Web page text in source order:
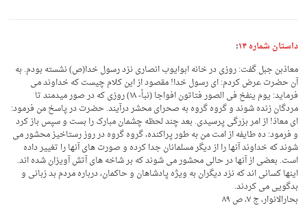
داستان شماره ۱۴ :
معاذبن جبل گفت: روزی در خانه ابوایوب انصاری نزد رسول خدا(ص) نشسته بودم. به
آن حضرت عرض کردم: ای رسول خدا! مقصود از این کلام چیست که خداوند می
فرماید: یوم ینفخ فی الصور فتاتون افواجا (نبأ- ۱۸) روزی که در صور میدمند تا
مردگان زنده شوند و گروه گروه به صحرای محشر درآیند. حضرت در پاسخ من فرمود:
ای معاذ! از امر بزرگی پرسیدی. بعد چند لحظه چشمان مبارک را بست و سپس باز کرد
و فرمود: ده طایفه از امت من به طور پراکنده، گروه گروه در روز رستاخیز محشور می
شوند که خداوند آنها را از دیگر مسلمانان جدا کرده و صورت های آنها را تغییر داده
است. بعضی از آنها در حالی محشور می شوند که بر شاخه های آتش آویزان شده اند.
اینها کسانی اند که نزد دیگران به ویژه پادشاهان و حاکمان، درباره مردم بد زبانی و
بدگویی می کردند.
بحارالانوار، ج ۷، ص ۸۹